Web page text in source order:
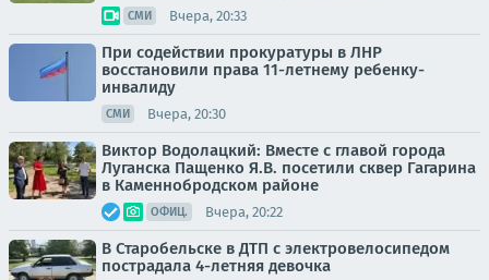
СМИ Вчера, 20:33
При содействии прокуратуры в ЛНР
восстановили права 11-летнему ребенку-
инвалиду
СМИ Вчера, 20:30
Виктор Водолацкий: Вместе с главой города
Луганска Пащенко Я.В. посетили сквер Гагарина
в Каменнобродском районе
ОФИЦ. Вчера, 20:22
В Старобельске в ДТП с электровелосипедом
пострадала 4-летняя девочка